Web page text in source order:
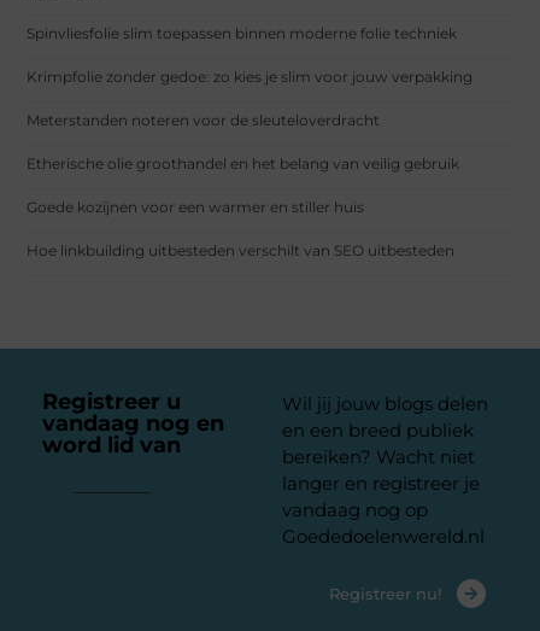
Spinvliesfolie slim toepassen binnen moderne folie techniek
Krimpfolie zonder gedoe: zo kies je slim voor jouw verpakking
Meterstanden noteren voor de sleuteloverdracht
Etherische olie groothandel en het belang van veilig gebruik
Goede kozijnen voor een warmer en stiller huis
Hoe linkbuilding uitbesteden verschilt van SEO uitbesteden
Registreer u
vandaag nog en
word lid van
Wil jij jouw blogs delen
en een breed publiek
bereiken? Wacht niet
langer en registreer je
vandaag nog op
Goededoelenwereld.nl
Registreer nu!